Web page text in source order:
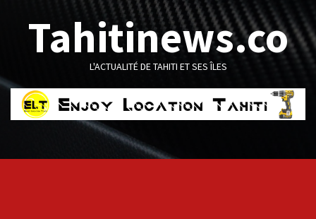
Tahitinews.co
L'ACTUALITÉ DE TAHITI ET SES ÎLES